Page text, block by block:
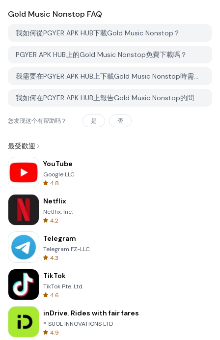
Gold Music Nonstop FAQ
我如何從PGYER APK HUB下載Gold Music Nonstop？
PGYER APK HUB上的Gold Music Nonstop免費下載嗎？
我需要在PGYER APK HUB上下載Gold Music Nonstop時需要帳戶嗎？
我如何在PGYER APK HUB上報告Gold Music Nonstop的問題？
您发现这个有帮助吗？ 是 否
最受歡迎
YouTube
Google LLC
4.8
Netflix
Netflix, Inc.
4.2
Telegram
Telegram FZ-LLC
4.3
TikTok
TikTok Pte. Ltd.
4.6
inDrive. Rides with fair fares
® SUOL INNOVATIONS LTD
4.9